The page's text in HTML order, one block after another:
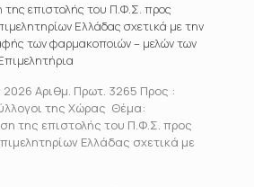
της επιστολής του Π.Φ.Σ. προς
Ελλάδας σχετικά με την
των φαρμακοποιών – μελών των
2026 Αριθμ. Πρωτ. 3265 Προς :
της Χώρας Θέμα:
της επιστολής του Π.Φ.Σ. προς
Ελλάδας σχετικά με